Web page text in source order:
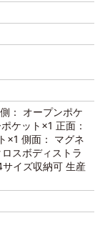
： オープンポケ
ケット×1 正面：
×1 側面： マグネ
スボディストラ
イズ収納可 生産